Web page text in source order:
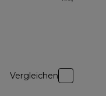
Vergleichen